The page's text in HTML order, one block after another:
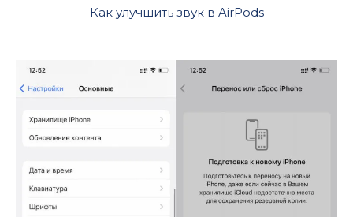
Как улучшить звук в AirPods